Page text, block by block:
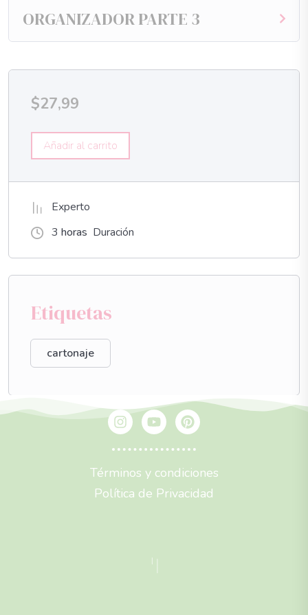
ORGANIZADOR PARTE 3
$27,99
Añadir al carrito
Experto
3 horas Duración
Etiquetas
cartonaje
Términos y condiciones
Política de Privacidad